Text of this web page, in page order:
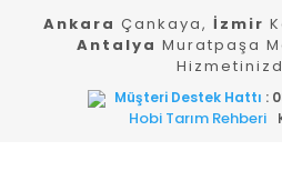
Ankara Çankaya, İzmir
Antalya Muratpaşa
Müşteri Destek Hattı :
Hobi Tarım Rehberi